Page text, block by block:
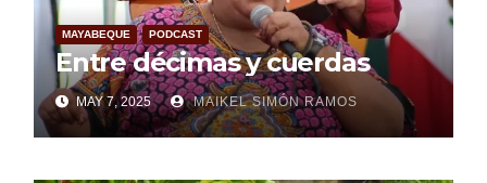
MAYABEQUE PODCAST
Entre décimas y cuerdas
MAY 7, 2025 MAIKEL SIMÓN RAMOS